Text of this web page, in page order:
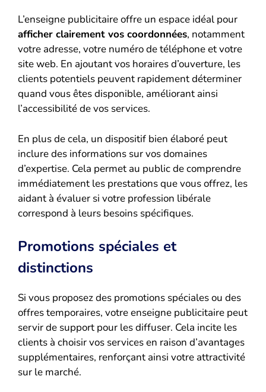
L’enseigne publicitaire offre un espace idéal pour
afficher clairement vos coordonnées, notamment
votre adresse, votre numéro de téléphone et votre
site web. En ajoutant vos horaires d’ouverture, les
clients potentiels peuvent rapidement déterminer
quand vous êtes disponible, améliorant ainsi
l’accessibilité de vos services.
En plus de cela, un dispositif bien élaboré peut
inclure des informations sur vos domaines
d’expertise. Cela permet au public de comprendre
immédiatement les prestations que vous offrez, les
aidant à évaluer si votre profession libérale
correspond à leurs besoins spécifiques.
Promotions spéciales et
distinctions
Si vous proposez des promotions spéciales ou des
offres temporaires, votre enseigne publicitaire peut
servir de support pour les diffuser. Cela incite les
clients à choisir vos services en raison d’avantages
supplémentaires, renforçant ainsi votre attractivité
sur le marché.